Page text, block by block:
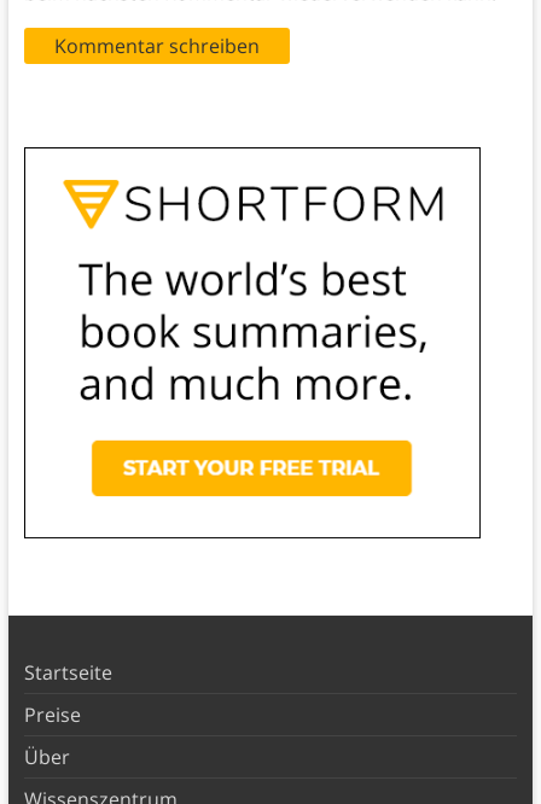
Startseite
Preise
Über